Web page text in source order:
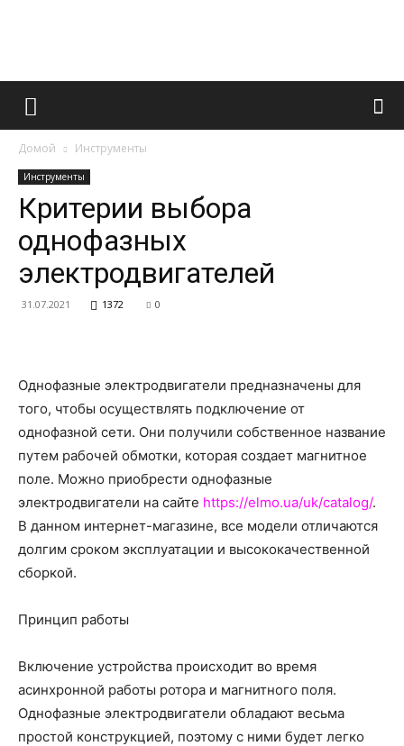
Французский
о
нем
Домой Инструменты
Инструменты
Критерии выбора
однофазных
электродвигателей
31.07.2021 1372 0
Однофазные электродвигатели предназначены для
того, чтобы осуществлять подключение от
однофазной сети. Они получили собственное название
путем рабочей обмотки, которая создает магнитное
поле. Можно приобрести однофазные
электродвигатели на сайте https://elmo.ua/uk/catalog/.
В данном интернет-магазине, все модели отличаются
долгим сроком эксплуатации и высококачественной
сборкой.
Принцип работы
Включение устройства происходит во время
асинхронной работы ротора и магнитного поля.
Однофазные электродвигатели обладают весьма
простой конструкцией, поэтому с ними будет легко